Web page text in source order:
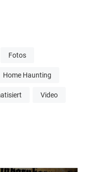
Fotos
Home Haunting
Video